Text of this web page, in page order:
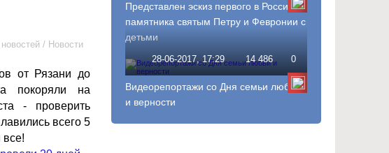
/ Новости
от Рязани до
покоряли на
- проверить
всего 5
все!
Представлен эскиз первого в России
памятника святым Петру и Февронии с
детьми
28-06-2017, 17:29 14 486 0
Видеорепортажи со Дня семьи любви
и верности